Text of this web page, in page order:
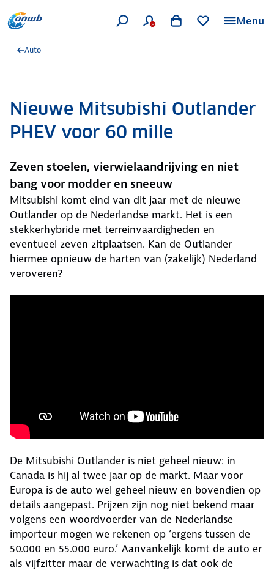
Menu
Auto
Nieuwe Mitsubishi Outlander
PHEV voor 60 mille
Zeven stoelen, vierwielaandrijving en niet
bang voor modder en sneeuw
Mitsubishi komt eind van dit jaar met de nieuwe
Outlander op de Nederlandse markt. Het is een
stekkerhybride met terreinvaardigheden en
eventueel zeven zitplaatsen. Kan de Outlander
hiermee opnieuw de harten van (zakelijk) Nederland
veroveren?
De Mitsubishi Outlander is niet geheel nieuw: in
Canada is hij al twee jaar op de markt. Maar voor
Europa is de auto wel geheel nieuw en bovendien op
details aangepast. Prijzen zijn nog niet bekend maar
volgens een woordvoerder van de Nederlandse
importeur mogen we rekenen op ‘ergens tussen de
50.000 en 55.000 euro.’ Aanvankelijk komt de auto er
als vijfzitter maar de verwachting is dat ook de